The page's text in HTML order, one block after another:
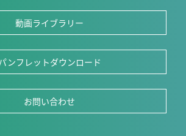
動画ライブラリー
パンフレットダウンロード
お問い合わせ